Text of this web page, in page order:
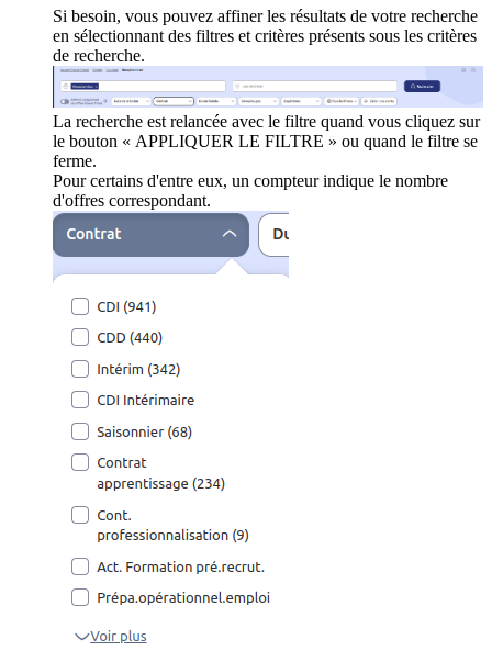
Si besoin, vous pouvez affiner les résultats de votre recherche
en sélectionnant des filtres et critères présents sous les critères
de recherche.
La recherche est relancée avec le filtre quand vous cliquez sur
le bouton « APPLIQUER LE FILTRE » ou quand le filtre se
ferme.
Pour certains d'entre eux, un compteur indique le nombre
d'offres correspondant.